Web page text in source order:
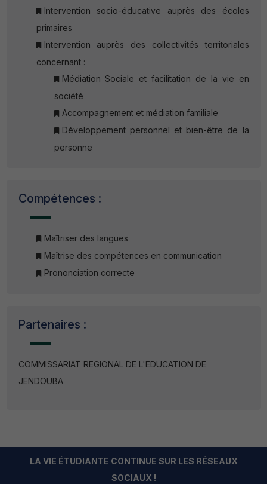
Intervention socio-éducative auprès des écoles
primaires
Intervention auprès des collectivités territoriales
concernant :
Médiation Sociale et facilitation de la vie en
société
Accompagnement et médiation familiale
Développement personnel et bien-être de la
personne
Compétences :
Maîtriser des langues
Maîtrise des compétences en communication
Prononciation correcte
Partenaires :
COMMISSARIAT REGIONAL DE L'EDUCATION DE
JENDOUBA
LA VIE ÉTUDIANTE CONTINUE SUR LES RÉSEAUX
SOCIAUX !